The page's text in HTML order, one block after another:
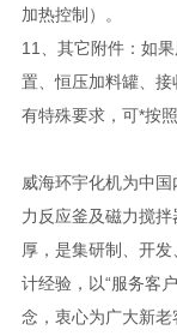
加热控制）。
11、其它附件：如
置、恒压加料罐、
有特殊要求，可*按
威海环宇化机为中
力反应釜及磁力搅
厚，是集研制、开
计经验，以“服务客
念，衷心为广大新老